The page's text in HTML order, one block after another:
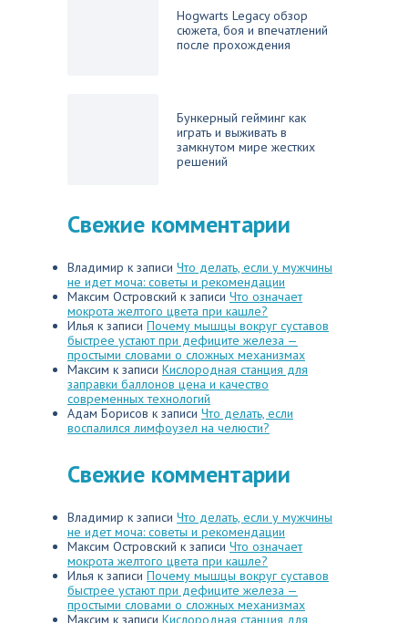
Hogwarts Legacy обзор
сюжета, боя и впечатлений
после прохождения
Бункерный гейминг как
играть и выживать в
замкнутом мире жестких
решений
Свежие комментарии
Владимир к записи Что делать, если у мужчины
не идет моча: советы и рекомендации
Максим Островский к записи Что означает
мокрота желтого цвета при кашле?
Илья к записи Почему мышцы вокруг суставов
быстрее устают при дефиците железа —
простыми словами о сложных механизмах
Максим к записи Кислородная станция для
заправки баллонов цена и качество
современных технологий
Адам Борисов к записи Что делать, если
воспалился лимфоузел на челюсти?
Свежие комментарии
Владимир к записи Что делать, если у мужчины
не идет моча: советы и рекомендации
Максим Островский к записи Что означает
мокрота желтого цвета при кашле?
Илья к записи Почему мышцы вокруг суставов
быстрее устают при дефиците железа —
простыми словами о сложных механизмах
Максим к записи Кислородная станция для